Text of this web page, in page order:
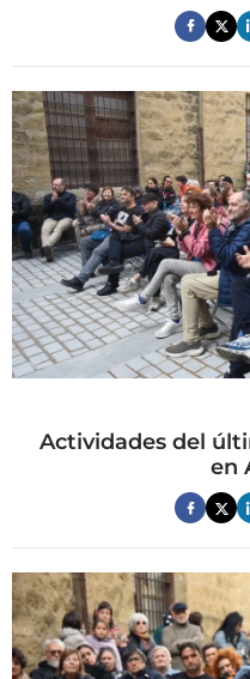
Actividades del
en